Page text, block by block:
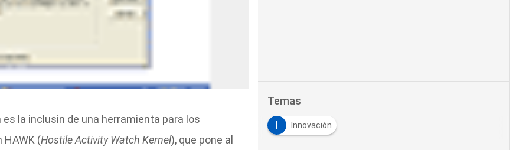
la inclusin de una herramienta para los
(Hostile Activity Watch Kernel), que pone al
Temas
Innovación